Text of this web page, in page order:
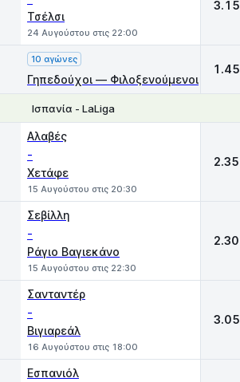
Τσέλσι
24 Αυγούστου στις 22:00
3.15
10 αγώνες
Γηπεδούχοι — Φιλοξενούμενοι
1.45
Ισπανία - LaLiga
Αλαβές
-
Χετάφε
15 Αυγούστου στις 20:30
2.35
Σεβίλλη
-
Ράγιο Βαγιεκάνο
15 Αυγούστου στις 22:30
2.30
Σανταντέρ
-
Βιγιαρεάλ
16 Αυγούστου στις 18:00
3.05
Εσπανιόλ